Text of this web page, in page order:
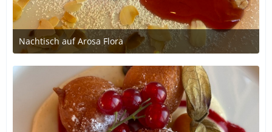
Nachtisch auf Arosa Flora
2. Juli 2020 um 20:46